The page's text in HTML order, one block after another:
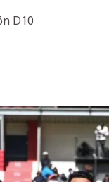
D10